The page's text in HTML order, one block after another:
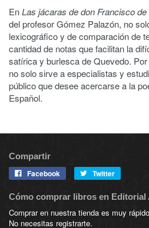
EnLas jácaras de don Francisco
del profesor Gómez Palazón, no
lexicográfico y de comparación de
cantidad de notas que facilitan la
satírica y burlesca de Quevedo.
no solo sirve a especialistas y
público que desee acercarse a la
Español.
Compartir
Facebook Twitter
Cómo comprar libros en Editorial
Comprar en nuestra tienda es muy
No necesitas registrarte.